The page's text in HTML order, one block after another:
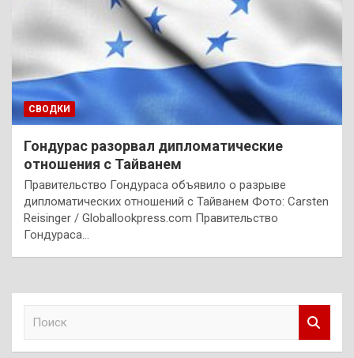
СВОДКИ
Гондурас разорвал дипломатические
отношения с Тайванем
Правительство Гондураса объявило о разрыве
дипломатических отношений с Тайванем Фото: Carsten
Reisinger / Globallookpress.com Правительство
Гондураса…